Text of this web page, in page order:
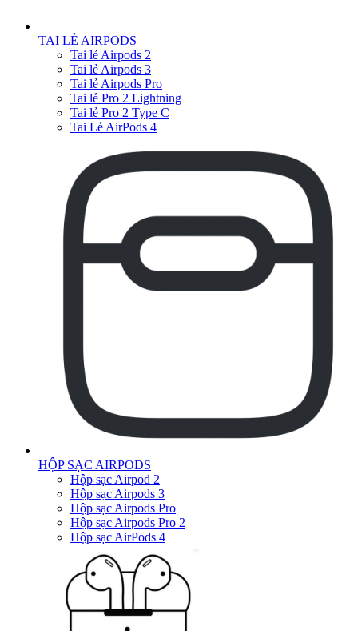
TAI LẺ AIRPODS
Tai lẻ Airpods 2
Tai lẻ Airpods 3
Tai lẻ Airpods Pro
Tai lẻ Pro 2 Lightning
Tai lẻ Pro 2 Type C
Tai Lẻ AirPods 4
HỘP SẠC AIRPODS
Hộp sạc Airpod 2
Hộp sạc Airpods 3
Hộp sạc Airpods Pro
Hộp sạc Airpods Pro 2
Hộp sạc AirPods 4